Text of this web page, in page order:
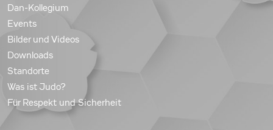
Dan-Kollegium
Events
Bilder und Videos
Downloads
Standorte
Was ist Judo?
Für Respekt und Sicherheit